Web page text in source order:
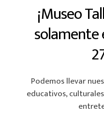
¡Museo
solamente
Podemos llevar
educativos,